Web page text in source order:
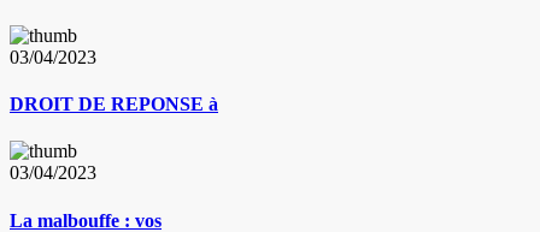
03/04/2023
DROIT DE REPONSE à
03/04/2023
La malbouffe : vos